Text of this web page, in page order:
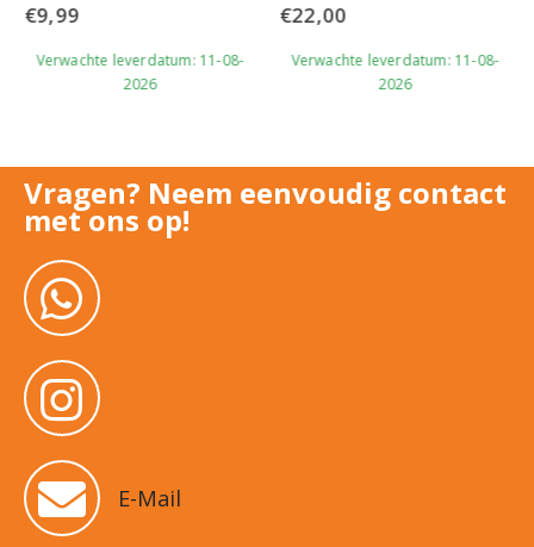
€9,99
Verwachte leverdatum: 11-08-
2026
€22,00
Verwachte leverdatum: 11-08-
2026
Vragen? Neem eenvoudig contact
met ons op!
E-Mail